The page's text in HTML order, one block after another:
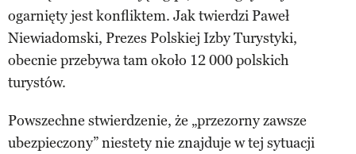
ogarnięty jest konfliktem. Jak twierdzi Paweł
Niewiadomski, Prezes Polskiej Izby Turystyki,
obecnie przebywa tam około 12 000 polskich
turystów.
Powszechne stwierdzenie, że „przezorny zawsze
ubezpieczony” niestety nie znajduje w tej sytuacji